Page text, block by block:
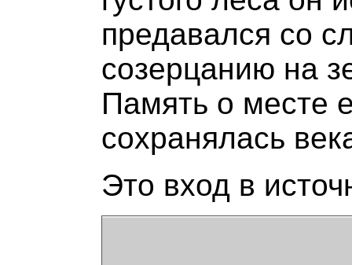
предавался со
созерцанию на
Память о месте
сохранялась
Это вход в